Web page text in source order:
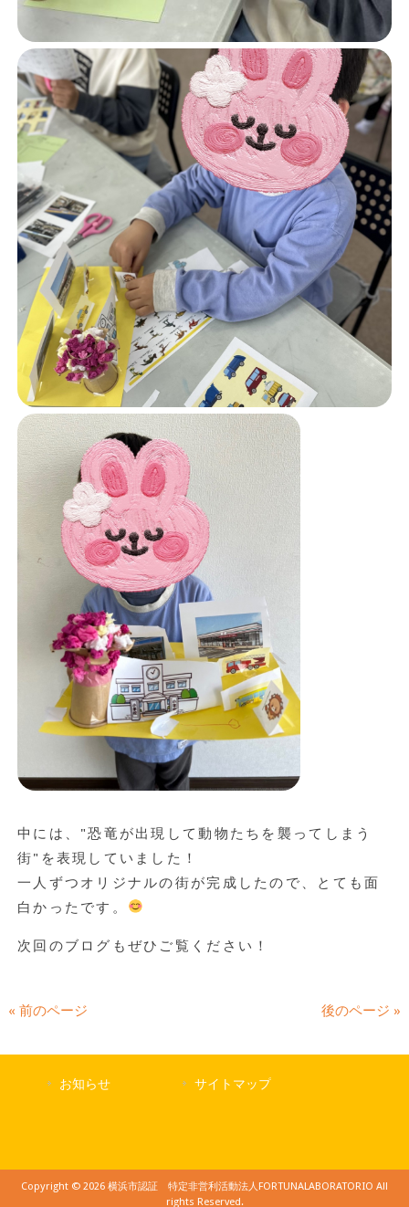
中には、"恐竜が出現して動物たちを襲ってしまう
街"を表現していました！
一人ずつオリジナルの街が完成したので、とても面
白かったです。
次回のブログもぜひご覧ください！
« 前のページ 後のページ »
お知らせ サイトマップ
Copyright © 2026 横浜市認証 特定非営利活動法人FORTUNALABORATORIO All
rights Reserved.